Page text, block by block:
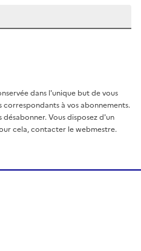
dans l'unique but de vous
à vos abonnements.
Vous disposez d'un
cela, contacter le webmestre.